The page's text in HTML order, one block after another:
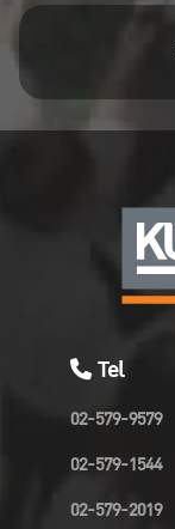
Tel
02-579-9579
02-579-1544
02-579-2019